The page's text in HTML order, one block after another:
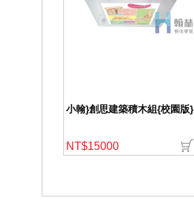
小翰}創思建築積木組{校園版}
NT$15000